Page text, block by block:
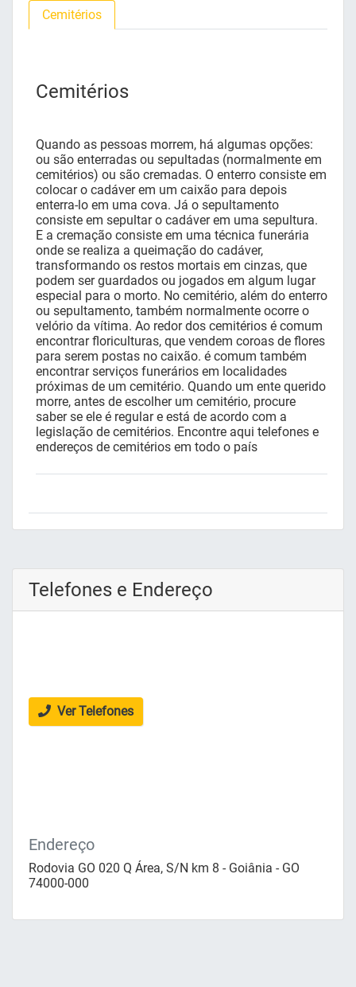
Cemitérios
Cemitérios
Quando as pessoas morrem, há algumas opções:
ou são enterradas ou sepultadas (normalmente em
cemitérios) ou são cremadas. O enterro consiste em
colocar o cadáver em um caixão para depois
enterra-lo em uma cova. Já o sepultamento
consiste em sepultar o cadáver em uma sepultura.
E a cremação consiste em uma técnica funerária
onde se realiza a queimação do cadáver,
transformando os restos mortais em cinzas, que
podem ser guardados ou jogados em algum lugar
especial para o morto. No cemitério, além do enterro
ou sepultamento, também normalmente ocorre o
velório da vítima. Ao redor dos cemitérios é comum
encontrar floriculturas, que vendem coroas de flores
para serem postas no caixão. é comum também
encontrar serviços funerários em localidades
próximas de um cemitério. Quando um ente querido
morre, antes de escolher um cemitério, procure
saber se ele é regular e está de acordo com a
legislação de cemitérios. Encontre aqui telefones e
endereços de cemitérios em todo o país
Telefones e Endereço
Ver Telefones
Endereço
Rodovia GO 020 Q Área, S/N km 8 - Goiânia - GO
74000-000